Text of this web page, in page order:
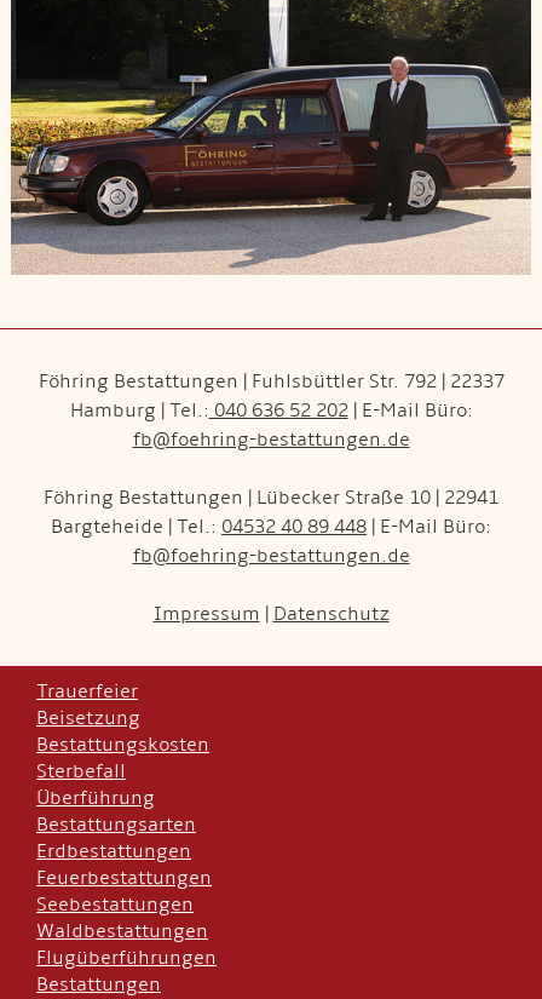
Föhring Bestattungen | Fuhlsbüttler Str. 792 | 22337
Hamburg | Tel.: 040 636 52 202| E-Mail Büro:
fb@foehring-bestattungen.de
Föhring Bestattungen | Lübecker Straße 10 | 22941
Bargteheide | Tel.: 04532 40 89 448 | E-Mail Büro:
fb@foehring-bestattungen.de
Impressum | Datenschutz
Trauerfeier
Beisetzung
Bestattungskosten
Sterbefall
Überführung
Bestattungsarten
Erdbestattungen
Feuerbestattungen
Seebestattungen
Waldbestattungen
Flugüberführungen
Bestattungen